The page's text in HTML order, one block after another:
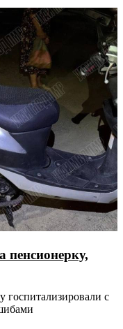
пенсионерку,
с